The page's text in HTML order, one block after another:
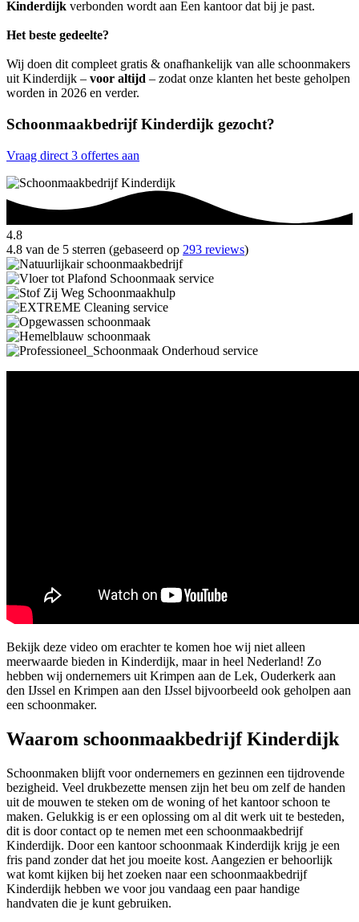
Kinderdijk verbonden wordt aan Een kantoor dat bij je past.
Het beste gedeelte?
Wij doen dit compleet gratis & onafhankelijk van alle schoonmakers
uit Kinderdijk – voor altijd – zodat onze klanten het beste geholpen
worden in 2026 en verder.
Schoonmaakbedrijf Kinderdijk gezocht?
Vraag direct 3 offertes aan
4.8
4.8 van de 5 sterren (gebaseerd op 293 reviews)
Bekijk deze video om erachter te komen hoe wij niet alleen
meerwaarde bieden in Kinderdijk, maar in heel Nederland! Zo
hebben wij ondernemers uit Krimpen aan de Lek, Ouderkerk aan
den IJssel en Krimpen aan den IJssel bijvoorbeeld ook geholpen aan
een schoonmaker.
Waarom schoonmaakbedrijf Kinderdijk
Schoonmaken blijft voor ondernemers en gezinnen een tijdrovende
bezigheid. Veel drukbezette mensen zijn het beu om zelf de handen
uit de mouwen te steken om de woning of het kantoor schoon te
maken. Gelukkig is er een oplossing om al dit werk uit te besteden,
dit is door contact op te nemen met een schoonmaakbedrijf
Kinderdijk. Door een kantoor schoonmaak Kinderdijk krijg je een
fris pand zonder dat het jou moeite kost. Aangezien er behoorlijk
wat komt kijken bij het zoeken naar een schoonmaakbedrijf
Kinderdijk hebben we voor jou vandaag een paar handige
handvaten die je kunt gebruiken.